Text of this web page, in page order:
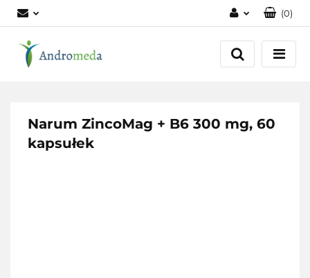
Zaloguj się
Zarejestruj się
(0)
Narum ZincoMag + B6 300 mg, 60
kapsułek